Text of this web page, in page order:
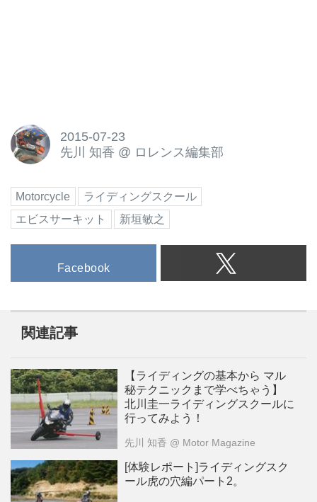
2015-07-23
先川 知香 @ ロレンス編集部
Motorcycle
ライディングスクール
エビスサーキット
新垣敏之
Facebook
関連記事
【ライディングの基本から マル
秘テクニックまで学べちゃう】
北川圭一ライディングスクールに
行ってみよう！
先川 知香 @ Motor Magazine
[体験レポート]ライディングスク
ール虎の穴編パート2。